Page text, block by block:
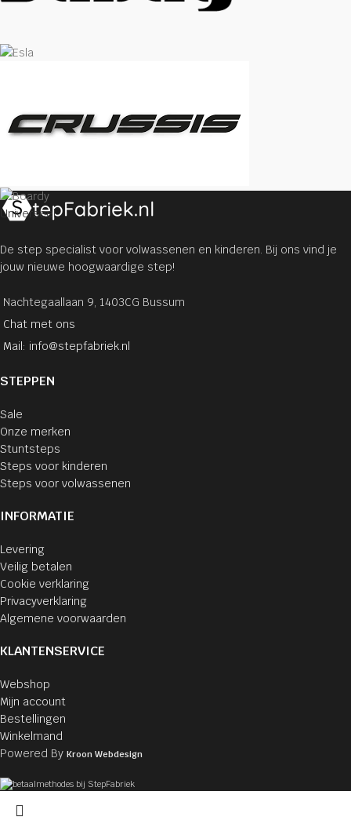
Universeel
De step specialist voor volwassenen en kinderen. Bij ons vind je
jouw nieuwe hoogwaardige step!
Nachtegaallaan 9, 1403CG Bussum
Chat met ons
Mail: info@stepfabriek.nl
STEPPEN
Sale
Onze merken
Stuntsteps
Steps voor kinderen
Steps voor volwassenen
INFORMATIE
Levering
Veilig betalen
Cookie verklaring
Privacyverklaring
Algemene voorwaarden
KLANTENSERVICE
Webshop
Mijn account
Bestellingen
Winkelmand
Powered By Kroon Webdesign